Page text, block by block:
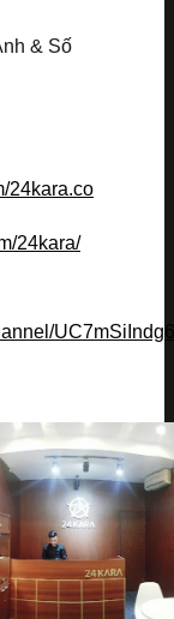
& Số
24kara.co
24kara/